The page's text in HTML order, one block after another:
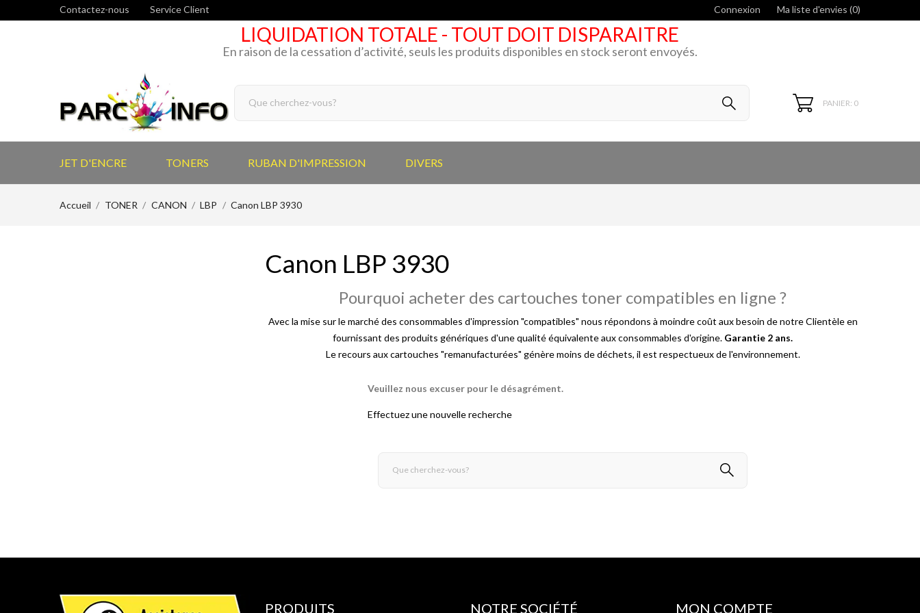
Contactez-nous Service Client Connexion Ma liste d'envies (0)
LIQUIDATION TOTALE - TOUT DOIT DISPARAITRE
En raison de la cessation d’activité, seuls les produits disponibles en stock seront envoyés.
PANIER: 0
JET D'ENCRE TONERS RUBAN D'IMPRESSION DIVERS
Accueil TONER CANON LBP Canon LBP 3930
Canon LBP 3930
Pourquoi acheter des cartouches toner compatibles en ligne ?
Avec la mise sur le marché des consommables d'impression "compatibles" nous répondons à moindre coût aux besoin de notre Clientèle en
fournissant des produits génériques d'une qualité équivalente aux consommables d'origine. Garantie 2 ans.
Le recours aux cartouches "remanufacturées" génère moins de déchets, il est respectueux de l'environnement.
Veuillez nous excuser pour le désagrément.
Effectuez une nouvelle recherche
PRODUITS NOTRE SOCIÉTÉ MON COMPTE